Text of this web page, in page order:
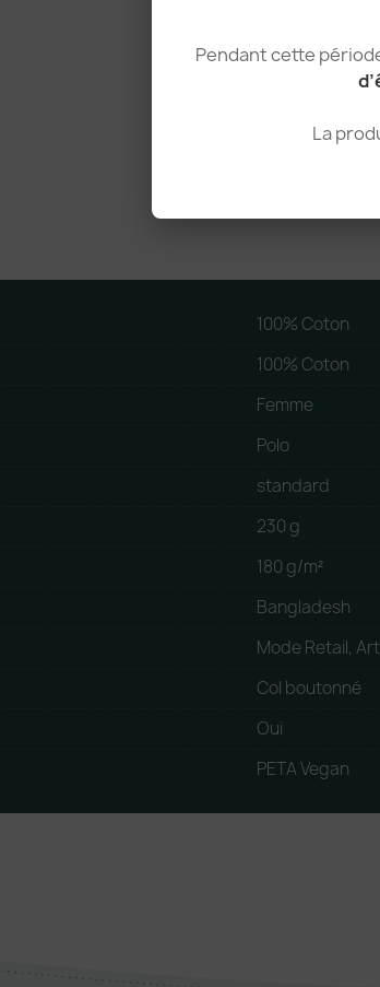
Pendant cette
La
100% Coton
100% Coton
Femme
Polo
standard
230 g
180 g/m²
Bangladesh
Mode Retail,
Col boutonné
Oui
PETA Vegan